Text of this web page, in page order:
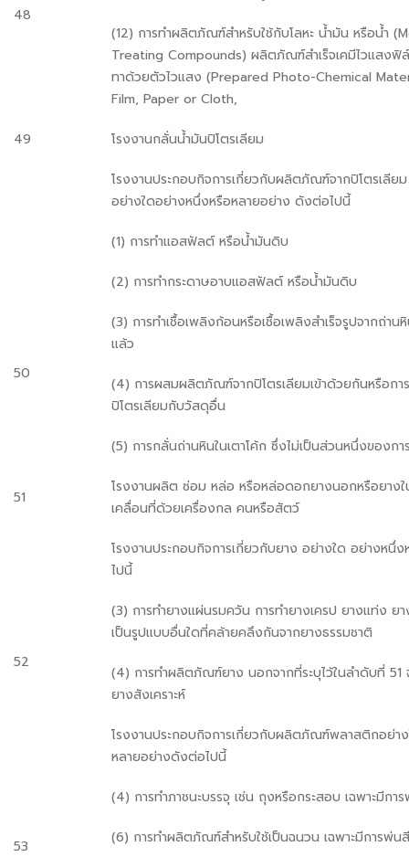
48
(12) การทำผลิตภัณฑ์สำหรับใช้กับโลหะ น้ำมัน หรือน้ำ
Treating Compounds) ผลิตภัณฑ์สำเร็จเคมีไวแสงฟิ
ทาด้วยตัวไวแสง (Prepared Photo-Chemical
Film, Paper or Cloth,
49 โรงงานกลั่นน้ำมันปิโตรเลียม
50
โรงงานประกอบกิจการเกี่ยวกับผลิตภัณฑ์จากปิโตรเลีย
อย่างใดอย่างหนึ่งหรือหลายอย่าง ดังต่อไปนี้
(1) การทำแอสฟัลต์ หรือน้ำมันดิบ
(2) การทำกระดาษอาบแอสฟัลต์ หรือน้ำมันดิบ
(3) การทำเชื้อเพลิงก้อนหรือเชื้อเพลิงสำเร็จรูปจากถ่า
แล้ว
(4) การผสมผลิตภัณฑ์จากปิโตรเลียมเข้าด้วยกันหรือก
ปิโตรเลียมกับวัสดุอื่น
(5) การกลั่นถ่านหินในเตาโค้ก ซึ่งไม่เป็นส่วนหนึ่งของก
51
โรงงานผลิต ซ่อม หล่อ หรือหล่อดอกยางนอกหรือยางใ
เคลื่อนที่ด้วยเครื่องกล คนหรือสัตว์
52
โรงงานประกอบกิจการเกี่ยวกับยาง อย่างใด อย่างหนึ่
ไปนี้
(3) การทำยางแผ่นรมควัน การทำยางเครป ยางแท่ง ยา
เป็นรูปแบบอื่นใดที่คล้ายคลึงกันจากยางธรรมชาติ
(4) การทำผลิตภัณฑ์ยาง นอกจากที่ระบุไว้ในลำดับที่ 51
ยางสังเคราะห์
53
โรงงานประกอบกิจการเกี่ยวกับผลิตภัณฑ์พลาสติกอย่า
หลายอย่างดังต่อไปนี้
(4) การทำภาชนะบรรจุ เช่น ถุงหรือกระสอบ เฉพาะมีกา
(6) การทำผลิตภัณฑ์สำหรับใช้เป็นฉนวน เฉพาะมีการพ่นสี